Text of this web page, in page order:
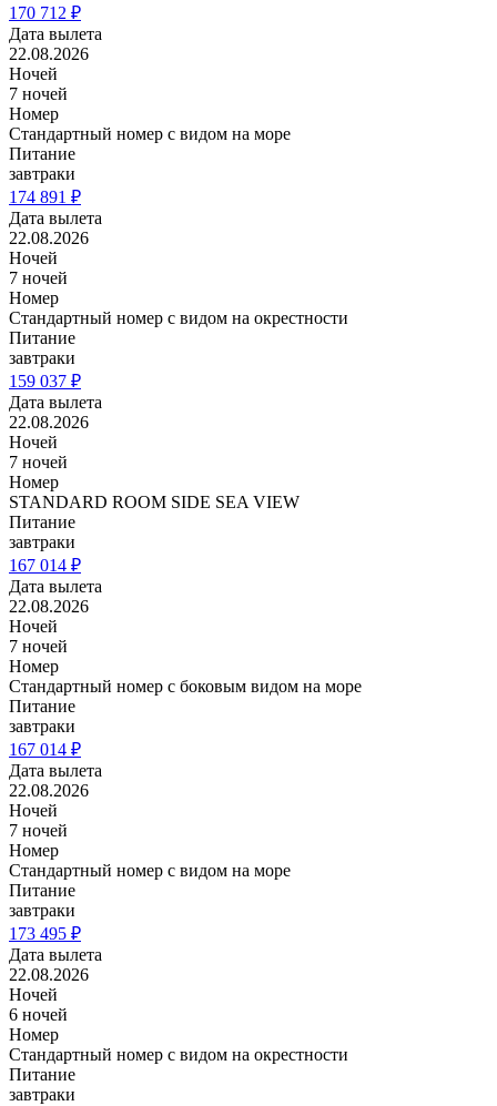
170 712 ₽
Дата вылета
22.08.2026
Ночей
7 ночей
Номер
Стандартный номер с видом на море
Питание
завтраки
174 891 ₽
Дата вылета
22.08.2026
Ночей
7 ночей
Номер
Стандартный номер с видом на окрестности
Питание
завтраки
159 037 ₽
Дата вылета
22.08.2026
Ночей
7 ночей
Номер
STANDARD ROOM SIDE SEA VIEW
Питание
завтраки
167 014 ₽
Дата вылета
22.08.2026
Ночей
7 ночей
Номер
Стандартный номер с боковым видом на море
Питание
завтраки
167 014 ₽
Дата вылета
22.08.2026
Ночей
7 ночей
Номер
Стандартный номер с видом на море
Питание
завтраки
173 495 ₽
Дата вылета
22.08.2026
Ночей
6 ночей
Номер
Стандартный номер с видом на окрестности
Питание
завтраки